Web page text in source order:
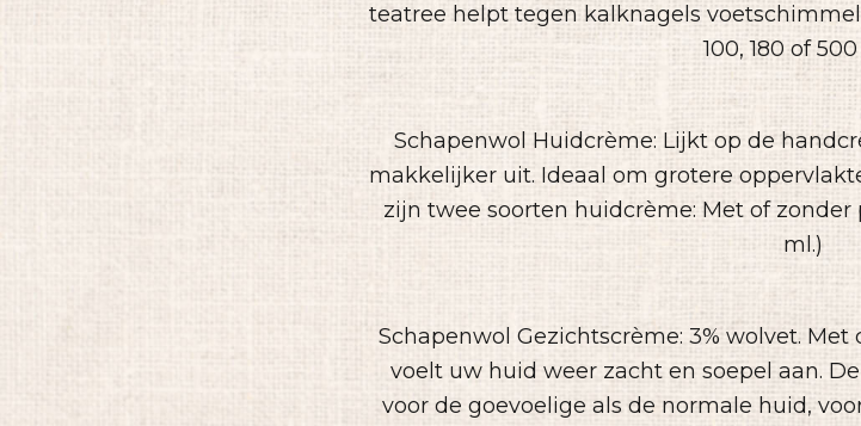
teatree helpt tegen kalknagels
100, 180 of
Schapenwol Huidcrème: Lijkt op de
makkelijker uit. Ideaal om grotere
zijn twee soorten huidcrème: Met of zonder
ml.)
Schapenwol Gezichtscrème: 3% wolvet.
voelt uw huid weer zacht en soepel aan.
voor de goevoelige als de normale huid,